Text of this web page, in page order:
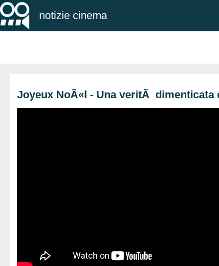
notizie cinema
Joyeux NoÃ«l - Una veritÃ dimenticata